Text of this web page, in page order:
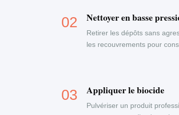
Nettoyer en basse
Retirer les dépôts sans
les recouvrements pour
Appliquer le biocide
Pulvériser un produit